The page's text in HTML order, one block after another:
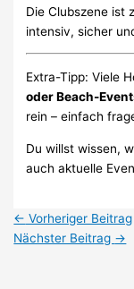
Die Clubszene ist
intensiv, sicher
Extra-Tipp: Viele
oder Beach-
rein – einfach
Du willst wissen,
auch aktuelle
← Vorheriger Beitrag
Nächster Beitrag →